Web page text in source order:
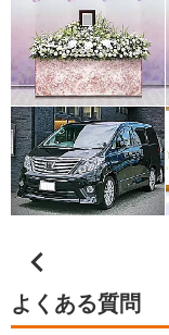
よくある質問